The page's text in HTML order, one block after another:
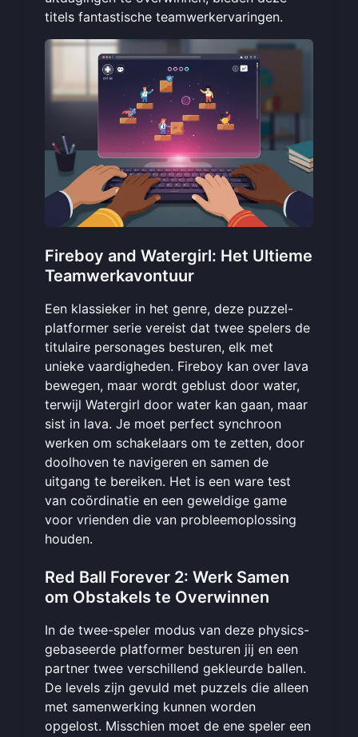
titels fantastische teamwerkervaringen.
Fireboy and Watergirl: Het Ultieme
Teamwerkavontuur
Een klassieker in het genre, deze puzzel-
platformer serie vereist dat twee spelers de
titulaire personages besturen, elk met
unieke vaardigheden. Fireboy kan over lava
bewegen, maar wordt geblust door water,
terwijl Watergirl door water kan gaan, maar
sist in lava. Je moet perfect synchroon
werken om schakelaars om te zetten, door
doolhoven te navigeren en samen de
uitgang te bereiken. Het is een ware test
van coördinatie en een geweldige game
voor vrienden die van probleemoplossing
houden.
Red Ball Forever 2: Werk Samen
om Obstakels te Overwinnen
In de twee-speler modus van deze physics-
gebaseerde platformer besturen jij en een
partner twee verschillend gekleurde ballen.
De levels zijn gevuld met puzzels die alleen
met samenwerking kunnen worden
opgelost. Misschien moet de ene speler een